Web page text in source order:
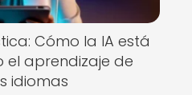
Cómo la IA está
aprendizaje de
idiomas